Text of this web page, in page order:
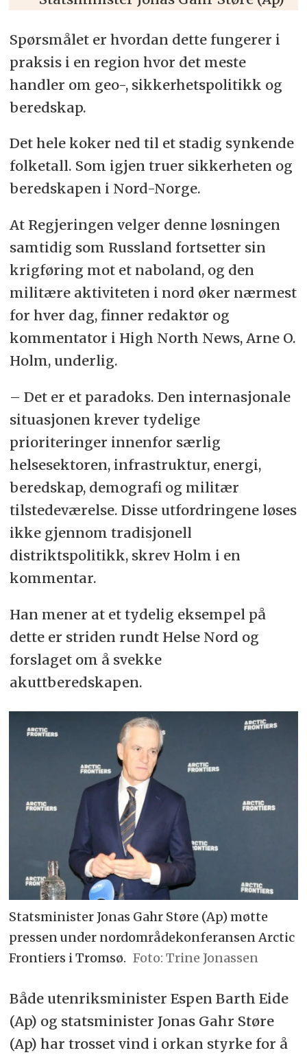
Spørsmålet er hvordan dette fungerer i
praksis i en region hvor det meste
handler om geo-, sikkerhetspolitikk og
beredskap.
Det hele koker ned til et stadig synkende
folketall. Som igjen truer sikkerheten og
beredskapen i Nord-Norge.
At Regjeringen velger denne løsningen
samtidig som Russland fortsetter sin
krigføring mot et naboland, og den
militære aktiviteten i nord øker nærmest
for hver dag, finner redaktør og
kommentator i High North News, Arne O.
Holm, underlig.
– Det er et paradoks. Den internasjonale
situasjonen krever tydelige
prioriteringer innenfor særlig
helsesektoren, infrastruktur, energi,
beredskap, demografi og militær
tilstedeværelse. Disse utfordringene løses
ikke gjennom tradisjonell
distriktspolitikk, skrev Holm i en
kommentar.
Han mener at et tydelig eksempel på
dette er striden rundt Helse Nord og
forslaget om å svekke
akuttberedskapen.
Statsminister Jonas Gahr Støre (Ap) møtte
pressen under nordområdekonferansen Arctic
Frontiers i Tromsø.
Trine Jonassen
Både utenriksminister Espen Barth Eide
(Ap) og statsminister Jonas Gahr Støre
(Ap) har trosset vind i orkan styrke for å